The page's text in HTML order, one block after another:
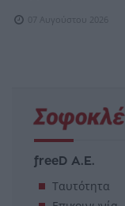
07 Αυγούστου 2026